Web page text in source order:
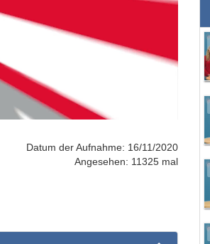
Datum der Aufnahme: 16/11/2020
Angesehen: 11325 mal